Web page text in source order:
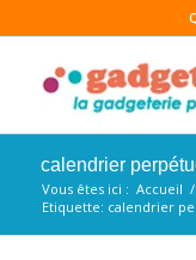
calendrier
Vous êtes ici : Accueil /
Etiquette: calendrier